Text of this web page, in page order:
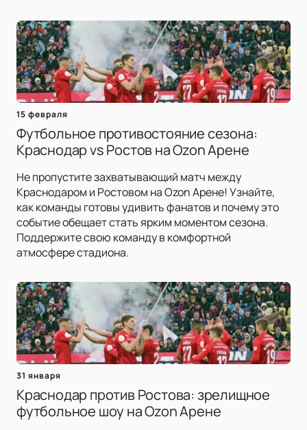
15 февраля
Футбольное противостояние сезона:
Краснодар vs Ростов на Ozon Арене
Не пропустите захватывающий матч между
Краснодаром и Ростовом на Ozon Арене! Узнайте,
как команды готовы удивить фанатов и почему это
событие обещает стать ярким моментом сезона.
Поддержите свою команду в комфортной
атмосфере стадиона.
31 января
Краснодар против Ростова: зрелищное
футбольное шоу на Ozon Арене